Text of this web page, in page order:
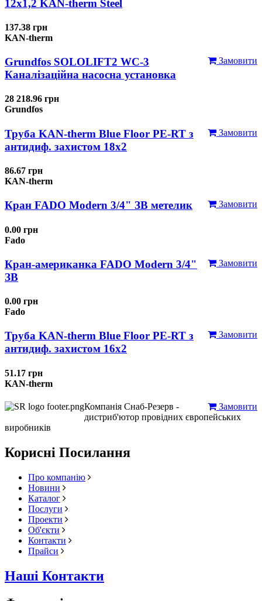
12x1,2 KAN-therm Steel
137.38 грн
KAN-therm
Замовити
Grundfos SOLOLIFT2 WC-3
Каналізаційна насосна установка
28 218.96 грн
Grundfos
Замовити
Труба KAN-therm Blue Floor PE-RT з
антидиф. захистом 18х2
86.67 грн
KAN-therm
Замовити
Кран FADO Modern 3/4" ЗВ метелик
0.00 грн
Fado
Замовити
Кран-американка FADO Modern 3/4"
ЗВ
0.00 грн
Fado
Замовити
Труба KAN-therm Blue Floor PE-RT з
антидиф. захистом 16х2
51.17 грн
KAN-therm
Замовити
Компанія Снаб-Резерв -
дистриб'ютор провідних європейських
виробників
Корисні Посилання
Про компанію
Новини
Каталог
Послуги
Проекти
Об'єкти
Контакти
Прайси
Наші Контакти